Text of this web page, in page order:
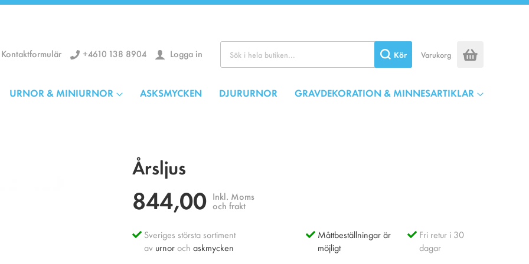
Varukorg
Kontaktformulär +4610 138 8904 Logga in Kör
URNOR & MINIURNOR ASKSMYCKEN DJURURNOR GRAVDEKORATION & MINNESARTIKLAR
Årsljus
844,00 Inkl. Moms
och frakt
Sveriges största sortiment
av urnoroch askmycken
Måttbeställningar är
möjligt
Fri retur i 30
dagar